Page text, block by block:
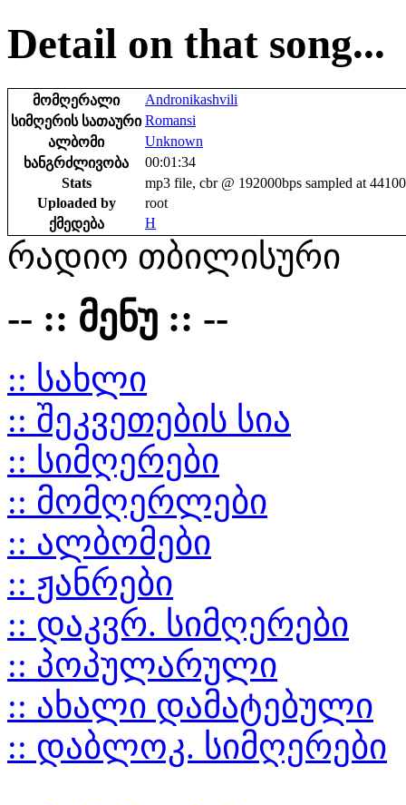
Detail on that song...
მომღერალი
Andronikashvili
სიმღერის სათაური Romansi
ალბომი
Unknown
ხანგრძლივობა
00:01:34
Stats
mp3 file, cbr @ 192000bps sampled at
Uploaded by
root
ქმედება
H
რადიო თბილისური
-- :: მენუ :: --
:: სახლი
:: შეკვეთების სია
:: სიმღერები
:: მომღერლები
:: ალბომები
:: ჟანრები
:: დაკვრ. სიმღერები
:: პოპულარული
:: ახალი დამატებული
:: დაბლოკ. სიმღერები